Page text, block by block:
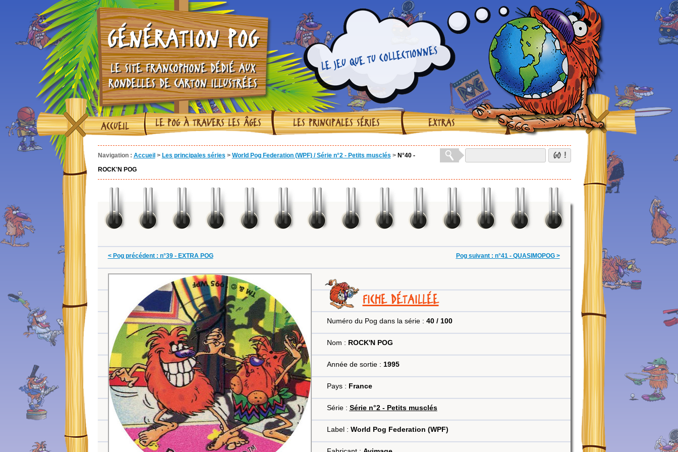
GÉNÉRATION POG
LE SITE FRANCOPHONE DÉDIÉ AUX
RONDELLES DE CARTON ILLUSTRÉES
LE JEU QUE TU COLLECTIONNES
ACCUEIL LE POG À TRAVERS LES ÂGES LES PRINCIPALES SÉRIES EXTRAS
Navigation : Accueil > Les principales séries > World Pog Federation (WPF) / Série n°2 - Petits musclés > N°40 -
ROCK'N POG
GO !
< Pog précédent : n°39 - EXTRA POG Pog suivant : n°41 - QUASIMOPOG >
FICHE DÉTAILLÉE
Numéro du Pog dans la série : 40 / 100
Nom : ROCK'N POG
Année de sortie : 1995
Pays : France
Série : Série n°2 - Petits musclés
Label : World Pog Federation (WPF)